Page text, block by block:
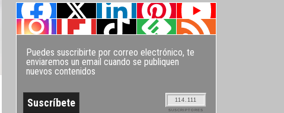
Puedes suscribirte por correo electrónico, te
enviaremos un email cuando se publiquen
nuevos contenidos
114.111
SUSCRIPTORES